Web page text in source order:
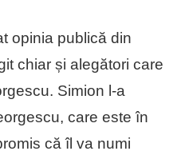
opinia publică din
chiar și alegători care
Simion l-a
care este în
că îl va numi